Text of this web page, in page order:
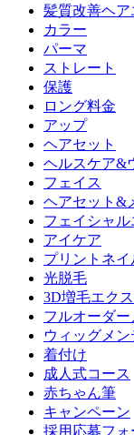
髪質改善ヘア
カラー
パーマ
ストレート
保護
ロング料金
アップ
ヘアセット
ヘルスケア&
フェイス
ヘアセット&
フェイシャル
アイケア
プリントネイ
光脱毛
3D増毛エク
フルオーダ
ウィッグメン
着付け
成人式コース
赤ちゃん筆
キャンペーン
採用応募フォ